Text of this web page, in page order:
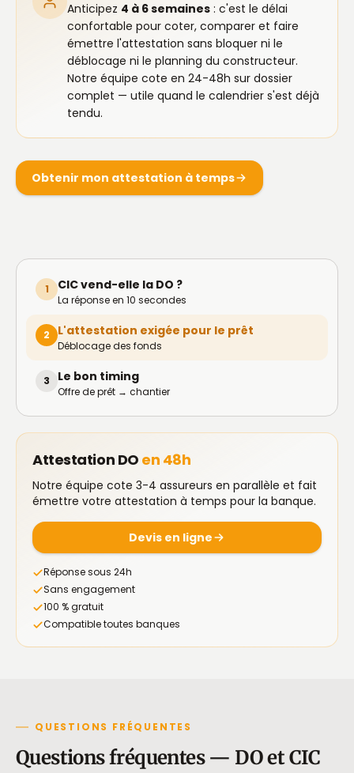
Anticipez 4 à 6 semaines : c'est le délai
confortable pour coter, comparer et faire
émettre l'attestation sans bloquer ni le
déblocage ni le planning du constructeur.
Notre équipe cote en 24-48h sur dossier
complet — utile quand le calendrier s'est déjà
tendu.
Obtenir mon attestation à temps
1 CIC vend-elle la DO ?
La réponse en 10 secondes
2 L'attestation exigée pour le prêt
Déblocage des fonds
3 Le bon timing
Offre de prêt → chantier
Attestation DO en 48h
Notre équipe cote 3-4 assureurs en parallèle et fait
émettre votre attestation à temps pour la banque.
Devis en ligne
Réponse sous 24h
Sans engagement
100 % gratuit
Compatible toutes banques
QUESTIONS FRÉQUENTES
Questions fréquentes — DO et CIC